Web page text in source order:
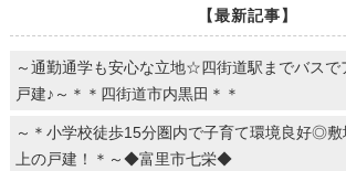
【最新記事】
～通勤通学も安心な立地☆四街道駅までバスで
戸建♪～＊＊四街道市内黒田＊＊
～＊小学校徒歩15分圏内で子育て環境良好◎敷
上の戸建！＊～◆富里市七栄◆